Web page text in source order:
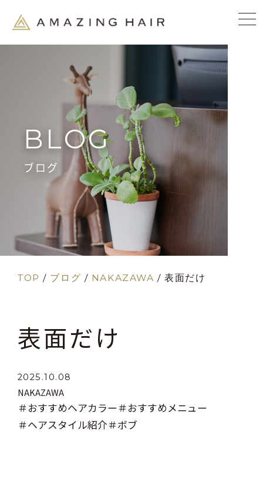
BLOG
ブログ
TOP / ブログ / NAKAZAWA /表面だけ
表面だけ
2025.10.08
NAKAZAWA
＃おすすめヘアカラー ＃おすすめメニュー
＃ヘアスタイル紹介＃ボブ